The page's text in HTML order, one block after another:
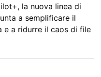
la nuova linea di
a semplificare il
e a ridurre il caos di file